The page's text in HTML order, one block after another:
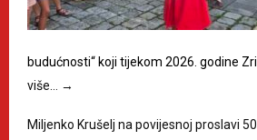
budućnosti“ koji tijekom 2026. godine
više… →
Miljenko Krušelj na povijesnoj proslavi